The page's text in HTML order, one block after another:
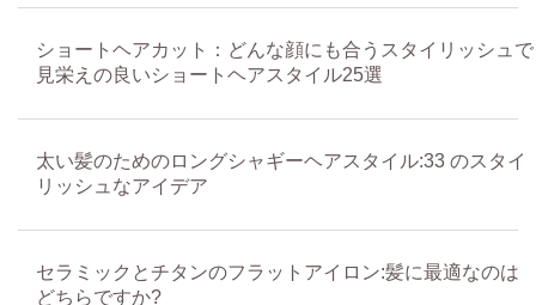
ショートヘアカット：どんな顔にも合うスタイリッシュで
見栄えの良いショートヘアスタイル25選
太い髪のためのロングシャギーヘアスタイル:33 のスタイ
リッシュなアイデア
セラミックとチタンのフラットアイロン:髪に最適なのは
どちらですか?